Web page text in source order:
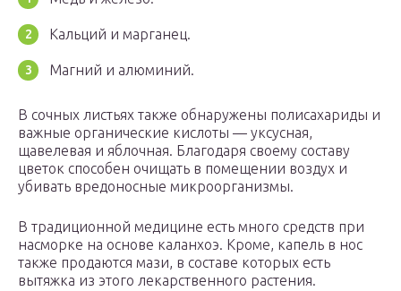
Кальций и марганец.
Магний и алюминий.
В сочных листьях также обнаружены полисахариды и
важные органические кислоты — уксусная,
щавелевая и яблочная. Благодаря своему составу
цветок способен очищать в помещении воздух и
убивать вредоносные микроорганизмы.
В традиционной медицине есть много средств при
насморке на основе каланхоэ. Кроме, капель в нос
также продаются мази, в составе которых есть
вытяжка из этого лекарственного растения.